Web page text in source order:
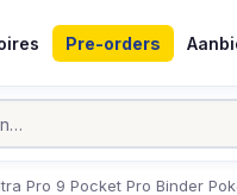
Pre-orders
Pro 9 Pocket Pro Binder